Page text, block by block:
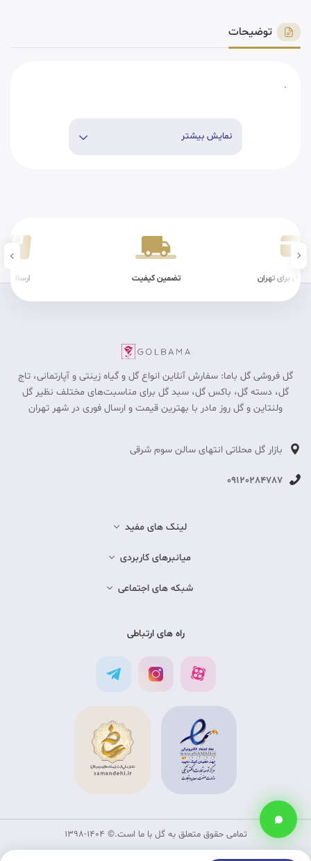
توضیحات
.
نمایش بیشتر
کیفیت ارسال سریع شرایط
گل فروشی گل باما: سفارش آنلاین انواع گل و گیاه زینتی و آپارتمانی، تاج
گل، دسته گل، باکس گل، سبد گل برای مناسبت‎‌های مختلف نظیر گل
ولنتاین و گل روز مادر با بهترین قیمت و ارسال فوری در شهر تهران
بازار گل محلاتی انتهای سالن سوم شرقی
09120284787
لینک های مفید
میانبرهای کاربردی
شبکه های اجتماعی
راه های ارتباطی
تمامی حقوق متعلق به گل با ما است.©‏ 1398-1404